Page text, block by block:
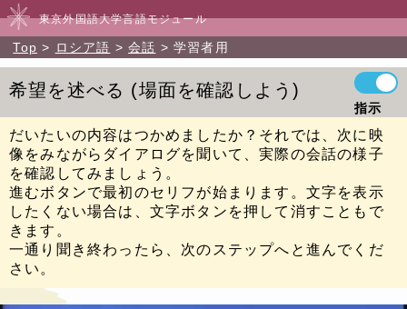
東京外国語大学言語モジュール
Top ロシア語 会話 学習者用
希望を述べる 場面を確認しよう
指示
だいたいの内容はつかめましたか？それでは、次に映
像をみながらダイアログを聞いて、実際の会話の様子
を確認してみましょう。
進むボタンで最初のセリフが始まります。文字を表示
したくない場合は、文字ボタンを押して消すこともで
きます。
一通り聞き終わったら、次のステップへと進んでくだ
さい。